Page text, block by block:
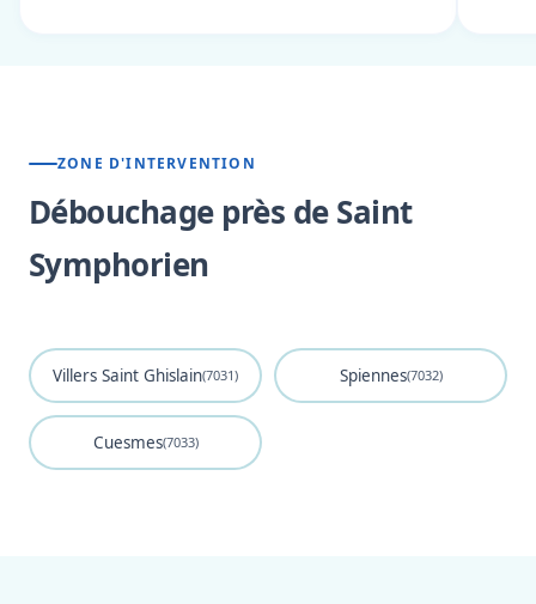
ZONE D'INTERVENTION
Débouchage près de Saint
Symphorien
Villers Saint Ghislain(7031) Spiennes(7032)
Cuesmes(7033)